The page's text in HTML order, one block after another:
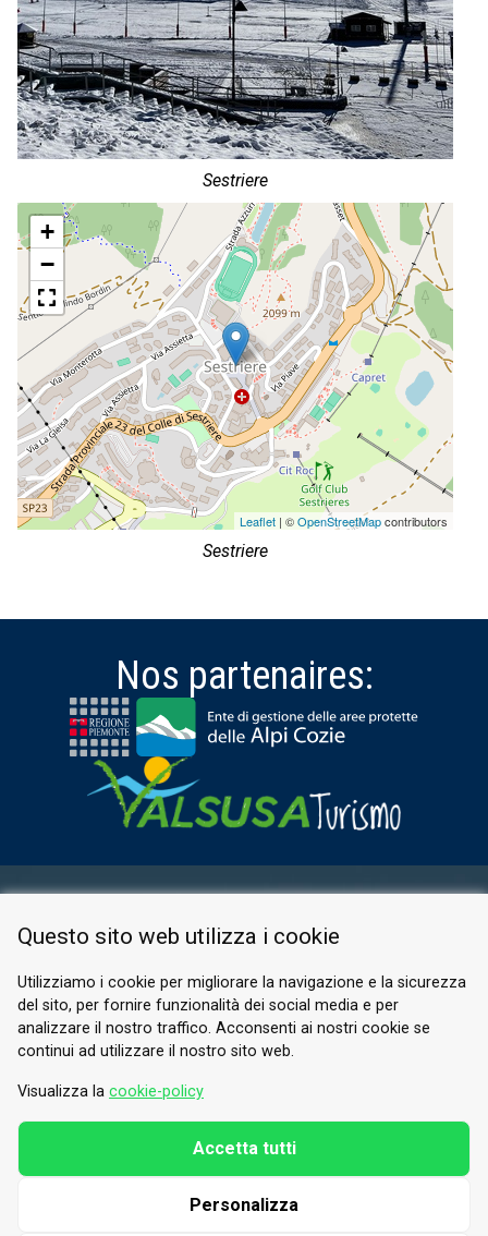
Sestriere
+
−
Leaflet | ©OpenStreetMapcontributors
Sestriere
Nos partenaires:
PRIVACY POLICY
© 2026 Valle di Susa
Tesori di Arte e Cultura Alpina
Tel.
E-mail.info@vallesusa-tesori.it
Questo sito web utilizza i cookie
Utilizziamo i cookie per migliorare la navigazione e la sicurezza
del sito, per fornire funzionalità dei social media e per
analizzare il nostro traffico. Acconsenti ai nostri cookie se
continui ad utilizzare il nostro sito web.
Visualizza la cookie-policy
Personalizza
Accetta tutti